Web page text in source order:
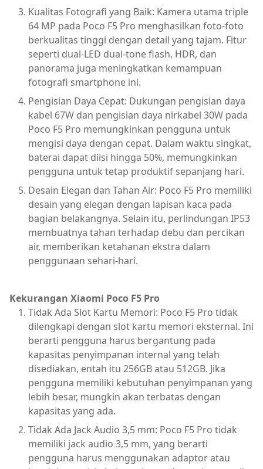
Kualitas Fotografi yang Baik: Kamera utama triple
64 MP pada Poco F5 Pro menghasilkan foto-foto
berkualitas tinggi dengan detail yang tajam. Fitur
seperti dual-LED dual-tone flash, HDR, dan
panorama juga meningkatkan kemampuan
fotografi smartphone ini.
Pengisian Daya Cepat: Dukungan pengisian daya
kabel 67W dan pengisian daya nirkabel 30W pada
Poco F5 Pro memungkinkan pengguna untuk
mengisi daya dengan cepat. Dalam waktu singkat,
baterai dapat diisi hingga 50%, memungkinkan
pengguna untuk tetap produktif sepanjang hari.
Desain Elegan dan Tahan Air: Poco F5 Pro memiliki
desain yang elegan dengan lapisan kaca pada
bagian belakangnya. Selain itu, perlindungan IP53
membuatnya tahan terhadap debu dan percikan
air, memberikan ketahanan ekstra dalam
penggunaan sehari-hari.
Kekurangan Xiaomi Poco F5 Pro
Tidak Ada Slot Kartu Memori: Poco F5 Pro tidak
dilengkapi dengan slot kartu memori eksternal. Ini
berarti pengguna harus bergantung pada
kapasitas penyimpanan internal yang telah
disediakan, entah itu 256GB atau 512GB. Jika
pengguna memiliki kebutuhan penyimpanan yang
lebih besar, mungkin akan terbatas dengan
kapasitas yang ada.
Tidak Ada Jack Audio 3,5 mm: Poco F5 Pro tidak
memiliki jack audio 3,5 mm, yang berarti
pengguna harus menggunakan adaptor atau